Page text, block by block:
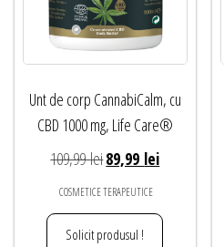
Unt de corp CannabiCalm, cu
CBD 1000 mg, Life Care®
109,99leiPrețul
inițial
a
fost:
89,99 leiPrețul
COSMETICE TERAPEUTICE
Solicit produsul !